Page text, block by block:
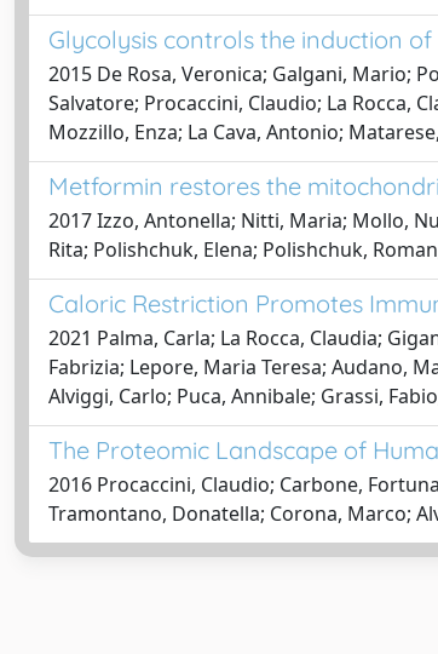
Glycolysis controls the induction
2015 De Rosa, Veronica; Galgani, Mario;
Salvatore; Procaccini, Claudio; La Rocca,
Mozzillo, Enza; La Cava, Antonio;
Metformin restores the
2017 Izzo, Antonella; Nitti, Maria; Mollo,
Rita; Polishchuk, Elena; Polishchuk,
Caloric Restriction Promotes
2021 Palma, Carla; La Rocca, Claudia;
Fabrizia; Lepore, Maria Teresa; Audano,
Alviggi, Carlo; Puca, Annibale; Grassi,
The Proteomic Landscape of
2016 Procaccini, Claudio; Carbone,
Tramontano, Donatella; Corona, Marco;